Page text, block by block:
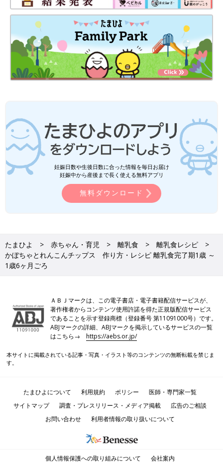
妊娠日数や生後日数に合った情報を毎日お届け
妊娠中から産後まで長く使える無料アプリ
無料ダウンロード
たまひよ 赤ちゃん・育児 離乳食
離乳食レシピ
かぼちゃとれんこんチップス 作り方・レシピ 離乳食完了期1歳 ～
1歳6ヶ月ごろ
ＡＢＪマークは、この電子書店・電子書籍配信サービスが、
著作権者からコンテンツ使用許諾を得た正規版配信サービス
であることを示す登録商標（登録番号 第11091000号）です。
ABJマークの詳細、ABJマークを掲示しているサービスの一覧
はこちら→https://aebs.or.jp/
本サイトに掲載されている記事・写真・イラスト等のコンテンツの無断転載を禁じま
す。
たまひよについて 利用規約 ポリシー
医師・専門家一覧
サイトマップ
調査・プレスリリース・メディア掲載
広告のご相談
お問い合わせ
利用者情報の取り扱いについて
個人情報保護への取り組みについて 会社案内